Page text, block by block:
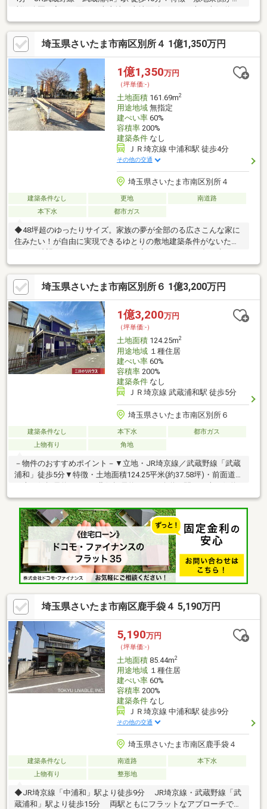
路、陽当り・通風良好・別所沼公園利用者向けの店舗などもご検
討可能・建築条件付宅地販売ではありません・現況は更地、プラ
ン決定後はスムーズに建築できます▼周辺環境・スーパー「西友
中浦和店」徒歩5分(約380m)・さいたま市南区役所 徒歩4分(約
260m)■ ご希望の住まい探しをお手伝いします ━━━━━・・・
物件の詳細・ご相談はお気軽にお問い合わせください。
埼玉県さいたま市南区別所４ 1億1,350万円
1億1,350万円
（坪単価:-）
土地面積161.69m2
用途地域無指定
建ぺい率60%
容積率200%
建築条件なし
ＪＲ埼京線 中浦和駅 徒歩4分
その他の交通
埼玉県さいたま市南区別所４
建築条件なし 更地
南道路
本下水
都市ガス
◆48坪超のゆったりサイズ。家族の夢が全部のる広さこんな家に
住みたい！が自由に実現できるゆとりの敷地建築条件がないた
れます。◆南区の象徴「別所沼公園」内！子育てに理想の環境お
散歩・ピクニック・ランニング…自然を楽しむ休日がすぐそば
に。四季の移ろいを感じながらのびのび過ごせる、家族の思い出
が増えていくロケーション◆中浦和駅 徒歩5分の快適アクセス生
活利便と落ち着いた住環境が両立した、ファミリーに人気のエリ
アです。◆周辺環境が整った永く住みたい街日々の暮らしやすさ
はもちろん、将来の資産価値としても魅力の高い立地
埼玉県さいたま市南区別所６ 1億3,200万円
1億3,200万円
（坪単価:-）
土地面積124.25m2
用途地域１種住居
建ぺい率60%
容積率200%
建築条件なし
ＪＲ埼京線 武蔵浦和駅 徒歩5分
埼玉県さいたま市南区別所６
建築条件なし 本下水
都市ガス
上物有り
角地
－物件のおすすめポイント－▼立地・JR埼京線／武蔵野線「武蔵
浦和」徒歩5分▼特徴・土地面積124.25平米(約37.58坪)・前面道路
は南西側幅員約15.0m、北側幅員約4.0mの公道・間口は南西側約
10.0m、北側約15.0m・お好みの工務店等で建築可能・都市ガス対
応・現況古家有、詳細はお問い合わせください▼周辺環境・マル
エツ武蔵浦和店 徒歩6分(約430m)・浦和別所小学校 徒歩7分(約
560m)・ドラッグセイムス浦和別所店 徒歩6分(約440m)■ ご希望
の住まい探しをお手伝いします ━━━━━・・・物件の詳細・ご
相談はお気軽にお問い合わせください。
埼玉県さいたま市南区鹿手袋４ 5,190万円
5,190万円
（坪単価:-）
土地面積85.44m2
用途地域１種住居
建ぺい率60%
容積率200%
建築条件なし
ＪＲ埼京線 中浦和駅 徒歩9分
その他の交通
埼玉県さいたま市南区鹿手袋４
建築条件なし 南道路
本下水
上物有り
整形地
◆JR埼京線「中浦和」駅より徒歩9分 JR埼京線・武蔵野線「武
蔵浦和」駅より徒歩15分 両駅ともにフラットなアプローチでア